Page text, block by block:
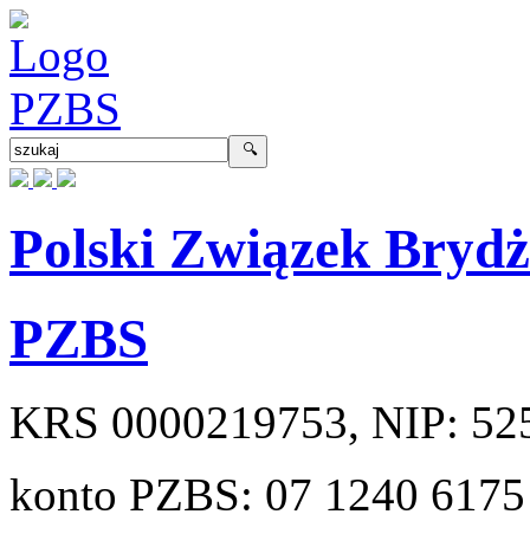
Polski Związek
PZBS
KRS 0000219753, NIP:
konto PZBS: 07 1240